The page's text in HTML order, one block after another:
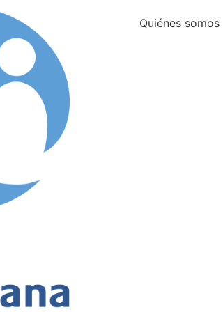
Quiénes somos